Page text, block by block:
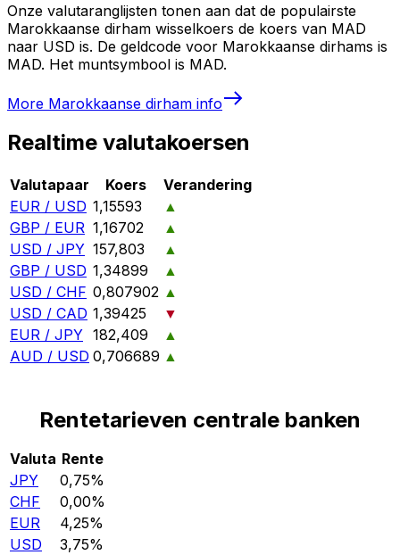
Onze valutaranglijsten tonen aan dat de populairste
Marokkaanse dirham wisselkoers de koers van MAD
naar USD is. De geldcode voor Marokkaanse dirhams is
MAD. Het muntsymbool is MAD.
More Marokkaanse dirham info
Realtime valutakoersen
Valutapaar Koers
Verandering
EUR / USD 1,15593
▲
GBP / EUR 1,16702
▲
USD / JPY 157,803
▲
GBP / USD 1,34899
▲
USD / CHF 0,807902 ▲
USD / CAD 1,39425
▼
EUR / JPY 182,409
▲
AUD / USD 0,706689 ▲
Rentetarieven centrale banken
Valuta Rente
JPY
0,75%
CHF
0,00%
EUR
4,25%
USD
3,75%